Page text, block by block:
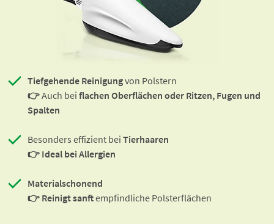
Tiefgehende Reinigungvon Polstern
👉Auch bei flachen Oberflächen oder Ritzen, Fugen und
Spalten
Besonders effizient bei Tierhaaren
👉 Ideal bei Allergien
Materialschonend
👉 Reinigt sanftempfindliche Polsterflächen